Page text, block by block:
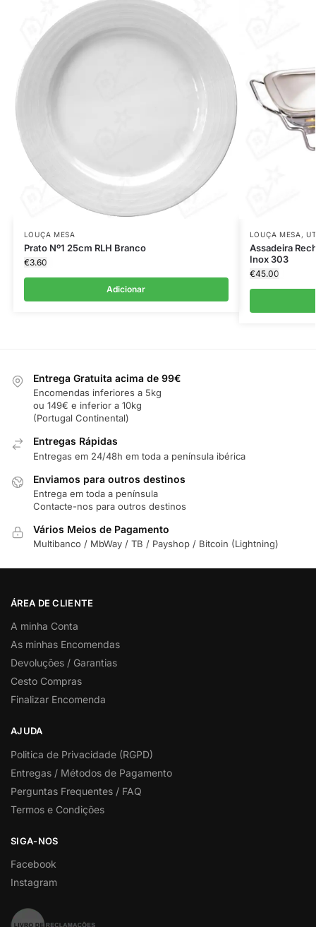
LOUÇA MESA
Prato Nº1 25cm RLH Branco
€3.60
Adicionar
LOUÇA MESA ,
Assadeira
Inox 303
€45.00
Entrega Gratuita acima de 99€
Encomendas inferiores a 5kg
ou 149€ e inferior a 10kg
(Portugal Continental)
Entregas Rápidas
Entregas em 24/48h em toda a península ibérica
Enviamos para outros destinos
Entrega em toda a península
Contacte-nos para outros destinos
Vários Meios de Pagamento
Multibanco / MbWay / TB / Payshop / Bitcoin (Lightning)
ÁREA DE CLIENTE
A minha Conta
As minhas Encomendas
Devoluções / Garantias
Cesto Compras
Finalizar Encomenda
AJUDA
Politica de Privacidade (RGPD)
Entregas / Métodos de Pagamento
Perguntas Frequentes / FAQ
Termos e Condições
SIGA-NOS
Facebook
Instagram